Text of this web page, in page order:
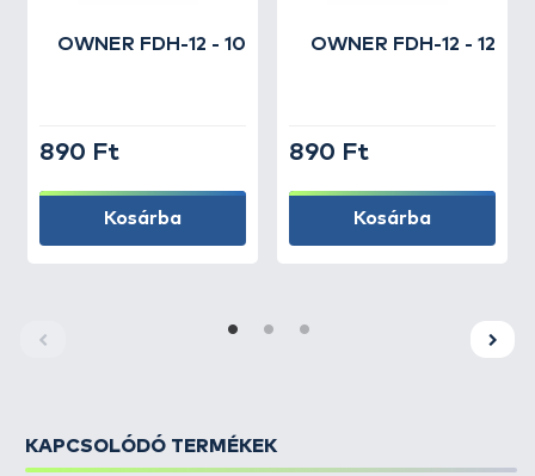
OWNER FDH-12 - 10
890 Ft
Kosárba
OWNER FDH-12 - 12
890 Ft
Kosárba
KAPCSOLÓDÓ TERMÉKEK